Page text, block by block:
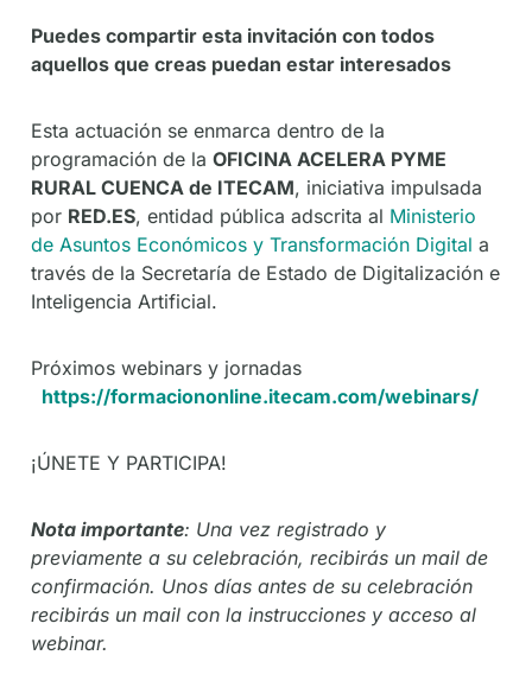
Puedes compartir esta invitación con todos
aquellos que creas puedan estar interesados
Esta actuación se enmarca dentro de la
programación de la OFICINA ACELERA PYME
RURAL CUENCA de ITECAM, iniciativa impulsada
por RED.ES, entidad pública adscrita al Ministerio
de Asuntos Económicos y Transformación Digital a
través de la Secretaría de Estado de Digitalización e
Inteligencia Artificial.
Próximos webinars y jornadas
https://formaciononline.itecam.com/webinars/
¡ÚNETE Y PARTICIPA!
Nota importante: Una vez registrado y
previamente a su celebración, recibirás un mail de
confirmación. Unos días antes de su celebración
recibirás un mail con la instrucciones y acceso al
webinar.